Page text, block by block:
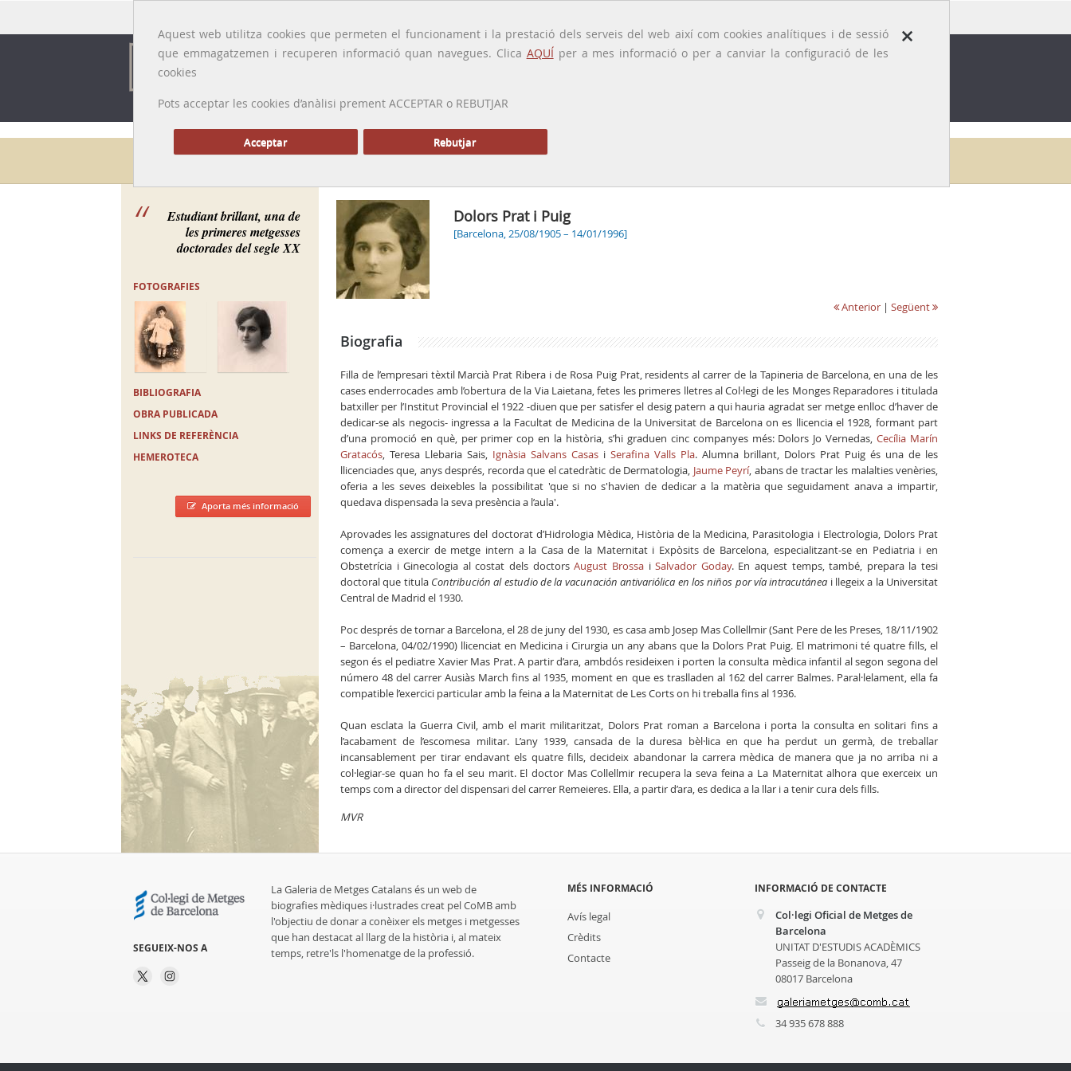
×
Aquest web utilitza cookies que permeten el funcionament i la prestació dels serveis del web així com cookies analítiques i de sessió
que emmagatzemen i recuperen informació quan navegues. Clica AQUÍper a mes informació o per a canviar la configuració de les
cookies
Pots acceptar les cookies d’anàlisi prement ACCEPTAR o REBUTJAR
Acceptar Rebutjar
PRESENTACIÓ GALERIA
Galeria de metges
Estudiant brillant, una de
les primeres metgesses
doctorades del segle XX
FOTOGRAFIES
BIBLIOGRAFIA
OBRA PUBLICADA
LINKS DE REFERÈNCIA
HEMEROTECA
Aporta més informació
Dolors Prat i Puig
[Barcelona, 25/08/1905 – 14/01/1996]
Anterior | Següent
Biografia
Filla de l’empresari tèxtil Marcià Prat Ribera i de Rosa Puig Prat, residents al carrer de la Tapineria de Barcelona, en una de les
cases enderrocades amb l’obertura de la Via Laietana, fetes les primeres lletres al Col·legi de les Monges Reparadores i titulada
batxiller per l’Institut Provincial el 1922 -diuen que per satisfer el desig patern a qui hauria agradat ser metge enlloc d’haver de
dedicar-se als negocis- ingressa a la Facultat de Medicina de la Universitat de Barcelona on es llicencia el 1928, formant part
d’una promoció en què, per primer cop en la història, s’hi graduen cinc companyes més: Dolors Jo Vernedas,Cecília Marín
Gratacós, Teresa Llebaria Sais, Ignàsia Salvans Casas i Serafina Valls Pla. Alumna brillant, Dolors Prat Puig és una de les
llicenciades que, anys després, recorda que el catedràtic de Dermatologia, Jaume Peyrí, abans de tractar les malalties venèries,
oferia a les seves deixebles la possibilitat 'que si no s'havien de dedicar a la matèria que seguidament anava a impartir,
quedava dispensada la seva presència a l’aula'.
Aprovades les assignatures del doctorat d’Hidrologia Mèdica, Història de la Medicina, Parasitologia i Electrologia, Dolors Prat
comença a exercir de metge intern a la Casa de la Maternitat i Expòsits de Barcelona, especialitzant-se en Pediatria i en
Obstetrícia i Ginecologia al costat dels doctorsAugust BrossaiSalvador Goday. En aquest temps, també, prepara la tesi
doctoral que titula Contribución al estudio de la vacunación antivariólica en los niños por vía intracutánea i llegeix a la Universitat
Central de Madrid el 1930.
Poc després de tornar a Barcelona, el 28 de juny del 1930, es casa amb Josep Mas Collellmir (Sant Pere de les Preses, 18/11/1902
– Barcelona, 04/02/1990) llicenciat en Medicina i Cirurgia un any abans que la Dolors Prat Puig. El matrimoni té quatre fills, el
segon és el pediatre Xavier Mas Prat. A partir d’ara, ambdós resideixen i porten la consulta mèdica infantil al segon segona del
número 48 del carrer Ausiàs March fins al 1935, moment en que es traslladen al 162 del carrer Balmes. Paral·lelament, ella fa
compatible l’exercici particular amb la feina a la Maternitat de Les Corts on hi treballa fins al 1936.
Quan esclata la Guerra Civil, amb el marit militaritzat, Dolors Prat roman a Barcelona i porta la consulta en solitari fins a
l’acabament de l’escomesa militar. L’any 1939, cansada de la duresa bèl·lica en que ha perdut un germà, de treballar
incansablement per tirar endavant els quatre fills, decideix abandonar la carrera mèdica de manera que ja no arriba ni a
col·legiar-se quan ho fa el seu marit. El doctor Mas Collellmir recupera la seva feina a La Maternitat alhora que exerceix un
temps com a director del dispensari del carrer Remeieres. Ella, a partir d’ara, es dedica a la llar i a tenir cura dels fills.
MVR
SEGUEIX-NOS A
La Galeria de Metges Catalans és un web de
biografies mèdiques i·lustrades creat pel CoMB amb
l'objectiu de donar a conèixer els metges i metgesses
que han destacat al llarg de la història i, al mateix
temps, retre'ls l'homenatge de la professió.
MÉS INFORMACIÓ
Avís legal
Crèdits
Contacte
INFORMACIÓ DE CONTACTE
Col·legi Oficial de Metges de
Barcelona
UNITAT D'ESTUDIS ACADÈMICS
Passeig de la Bonanova, 47
08017 Barcelona
34 935 678 888